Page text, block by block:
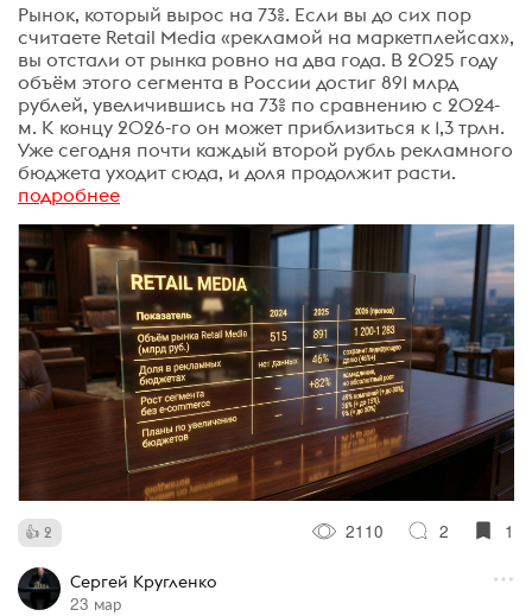
Рынок, который вырос на 73%. Если вы до сих пор
считаете Retail Media «рекламой на маркетплейсах»,
вы отстали от рынка ровно на два года. В 2025 году
объём этого сегмента в России достиг 891 млрд
рублей, увеличившись на 73% по сравнению с 2024-
м. К концу 2026-го он может приблизиться к 1,3 трлн.
Уже сегодня почти каждый второй рубль рекламного
бюджета уходит сюда, и доля продолжит расти.
подробнее
2 2110 2 1
Сергей Кругленко
23 мар